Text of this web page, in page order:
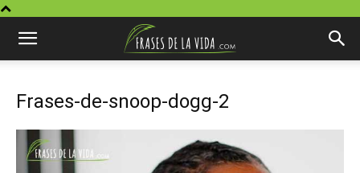
Frases-de-snoop-dogg-2